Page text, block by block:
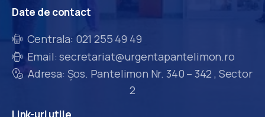
Date de contact
Centrala: 021 255 49 49
Email: secretariat@urgentapantelimon.ro
Adresa: Șos. Pantelimon Nr. 340 – 342 , Sector
2